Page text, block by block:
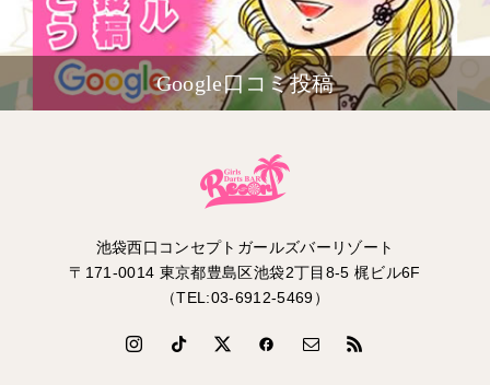
Google口コミ投稿
池袋西口コンセプトガールズバーリゾート
〒171-0014 東京都豊島区池袋2丁目8-5 梶ビル6F
（TEL:03-6912-5469）